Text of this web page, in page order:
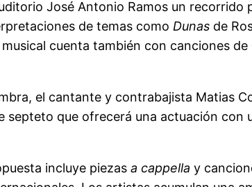
José Antonio Ramos un recorrido
de temas como Dunas de
cuenta también con canciones de
el cantante y contrabajista Matias
septeto que ofrecerá una actuación con
incluye piezas a cappella y